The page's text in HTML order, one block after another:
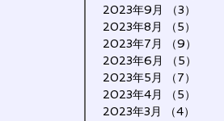
2023年9月
（3）
2023年8月
（5）
2023年7月
（9）
2023年6月
（5）
2023年5月
（7）
2023年4月
（5）
2023年3月
（4）